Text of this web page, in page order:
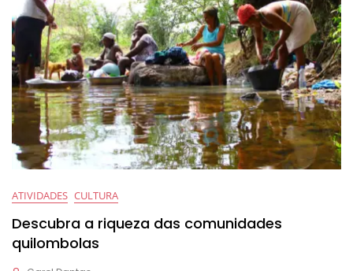
ATIVIDADES CULTURA
Descubra a riqueza das comunidades
quilombolas